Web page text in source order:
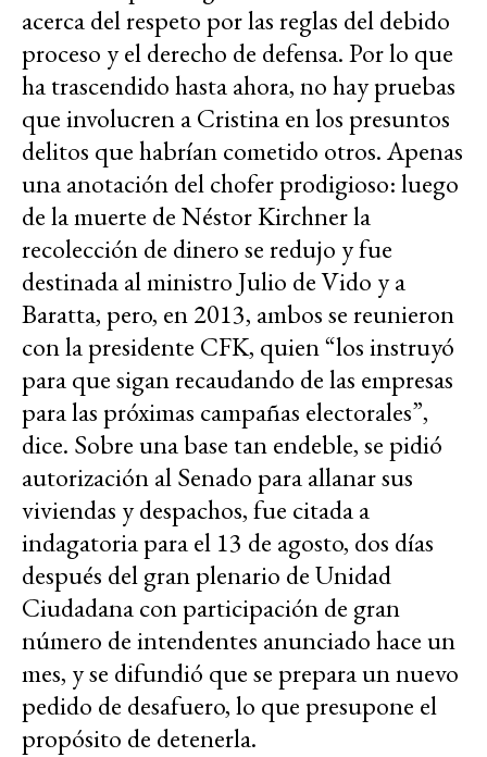
acerca del respeto por las reglas del debido
proceso y el derecho de defensa. Por lo que
ha trascendido hasta ahora, no hay pruebas
que involucren a Cristina en los presuntos
delitos que habrían cometido otros. Apenas
una anotación del chofer prodigioso: luego
de la muerte de Néstor Kirchner la
recolección de dinero se redujo y fue
destinada al ministro Julio de Vido y a
Baratta, pero, en 2013, ambos se reunieron
con la presidente CFK, quien “los instruyó
para que sigan recaudando de las empresas
para las próximas campañas electorales”,
dice. Sobre una base tan endeble, se pidió
autorización al Senado para allanar sus
viviendas y despachos, fue citada a
indagatoria para el 13 de agosto, dos días
después del gran plenario de Unidad
Ciudadana con participación de gran
número de intendentes anunciado hace un
mes, y se difundió que se prepara un nuevo
pedido de desafuero, lo que presupone el
propósito de detenerla.